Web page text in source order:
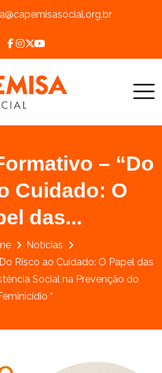
– “Do
Cuidado: O
das...
Notícias
Risco ao Cuidado: O Papel das
Social na Prevenção do
“